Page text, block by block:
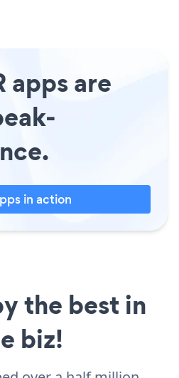
apps are
in action
the best in
biz!